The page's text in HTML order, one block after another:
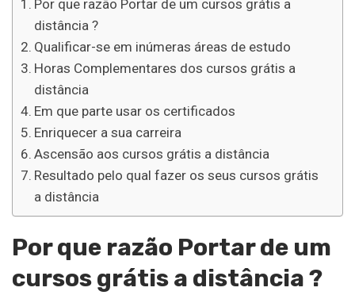
Por que razão Portar de um cursos grátis a
distância ?
Qualificar-se em inúmeras áreas de estudo
Horas Complementares dos cursos grátis a
distância
Em que parte usar os certificados
Enriquecer a sua carreira
Ascensão aos cursos grátis a distância
Resultado pelo qual fazer os seus cursos grátis
a distância
Por que razão Portar de um
cursos grátis a distância ?